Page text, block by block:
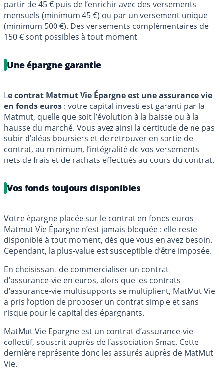
partir de 45 € puis de l’enrichir avec des versements
mensuels (minimum 45 €) ou par un versement unique
(minimum 500 €). Des versements complémentaires de
150 € sont possibles à tout moment.
Une épargne garantie
Le contrat Matmut Vie Épargne est une assurance vie
en fonds euros : votre capital investi est garanti par la
Matmut, quelle que soit l’évolution à la baisse ou à la
hausse du marché. Vous avez ainsi la certitude de ne pas
subir d’aléas boursiers et de retrouver en sortie de
contrat, au minimum, l’intégralité de vos versements
nets de frais et de rachats effectués au cours du contrat.
Vos fonds toujours disponibles
Votre épargne placée sur le contrat en fonds euros
Matmut Vie Épargne n’est jamais bloquée : elle reste
disponible à tout moment, dès que vous en avez besoin.
Cependant, la plus-value est susceptible d’être imposée.
En choisissant de commercialiser un contrat
d’assurance-vie en euros, alors que les contrats
d’assurance-vie multisupports se multiplient, MatMut Vie
a pris l’option de proposer un contrat simple et sans
risque pour le capital des épargnants.
MatMut Vie Epargne est un contrat d’assurance-vie
collectif, souscrit auprès de l’association Smac. Cette
dernière représente donc les assurés auprès de MatMut
Vie.